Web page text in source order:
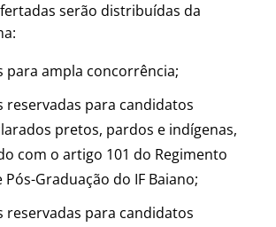
serão distribuídas da
para ampla concorrência;
reservadas para candidatos
pretos, pardos e indígenas,
com o artigo 101 do Regimento
Pós-Graduação do IF Baiano;
reservadas para candidatos